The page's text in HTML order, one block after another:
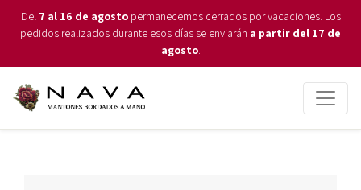
Del 7 al 16 de agostopermanecemos cerrados por vacaciones. Los
pedidos realizados durante esos días se enviarán a partir del 17 de
agosto.